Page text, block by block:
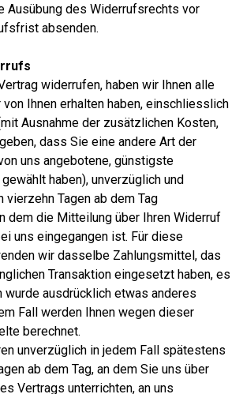
Ausübung des Widerrufsrechts vor
absenden.
widerrufen, haben wir Ihnen alle
von Ihnen erhalten haben, einschliesslich
Ausnahme der zusätzlichen Kosten,
dass Sie eine andere Art der
uns angebotene, günstigste
haben), unverzüglich und
vierzehn Tagen ab dem Tag
dem die Mitteilung über Ihren Widerruf
uns eingegangen ist. Für diese
wir dasselbe Zahlungsmittel, das
Transaktion eingesetzt haben, es
wurde ausdrücklich etwas anderes
Fall werden Ihnen wegen dieser
berechnet.
unverzüglich in jedem Fall spätestens
ab dem Tag, an dem Sie uns über
Vertrags unterrichten, an uns